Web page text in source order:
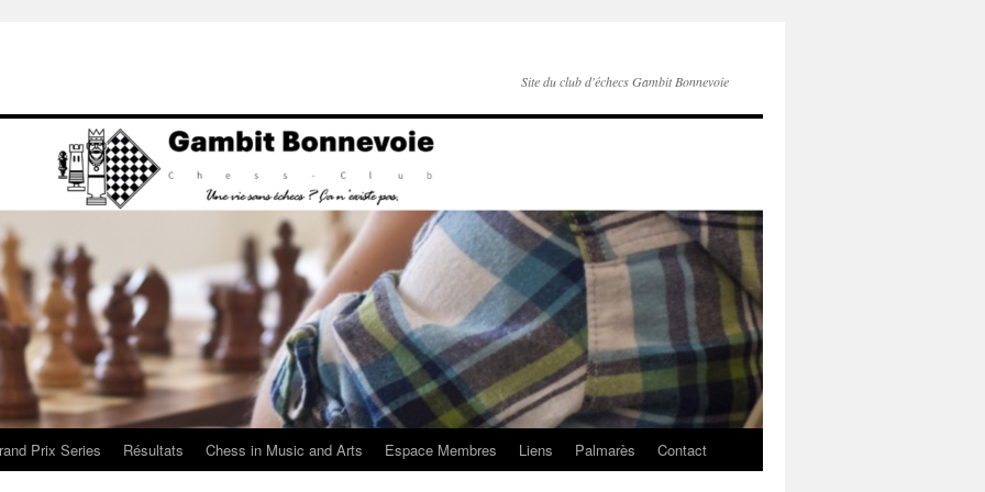
Site du club d'échecs Gambit Bonnevoie
Prix Series Résultats Chess in Music and Arts Espace Membres Liens Palmarès Contact